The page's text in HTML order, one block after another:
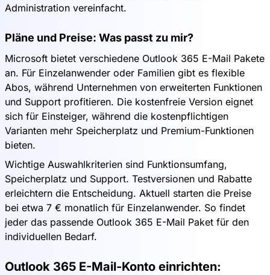
Administration vereinfacht.
Pläne und Preise: Was passt zu mir?
Microsoft bietet verschiedene Outlook 365 E-Mail Pakete
an. Für Einzelanwender oder Familien gibt es flexible
Abos, während Unternehmen von erweiterten Funktionen
und Support profitieren. Die kostenfreie Version eignet
sich für Einsteiger, während die kostenpflichtigen
Varianten mehr Speicherplatz und Premium-Funktionen
bieten.
Wichtige Auswahlkriterien sind Funktionsumfang,
Speicherplatz und Support. Testversionen und Rabatte
erleichtern die Entscheidung. Aktuell starten die Preise
bei etwa 7 € monatlich für Einzelanwender. So findet
jeder das passende Outlook 365 E-Mail Paket für den
individuellen Bedarf.
Outlook 365 E-Mail-Konto einrichten: